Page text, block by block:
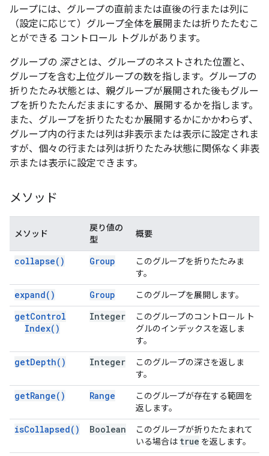
ループには、グループの直前または直後の行または列に
（設定に応じて）グループ全体を展開または折りたたむこ
とができる コントロール トグルがあります。
グループの 深さとは、グループのネストされた位置と、
グループを含む上位グループの数を指します。グループの
折りたたみ状態とは、親グループが展開された後もグルー
プを折りたたんだままにするか、展開するかを指します。
また、グループを折りたたむか展開するかにかかわらず、
グループ内の行または列は非表示または表示に設定されま
すが、個々の行または列は折りたたみ状態に関係なく非表
示または表示に設定できます。
メソッド
メソッド
戻り値の
型
概要
collapse( ) Group
このグループを折りたたみま
す。
expand( ) Group このグループを展開します。
getControl
Index( )
Integer
このグループのコントロール ト
グルのインデックスを返しま
す。
getDepth( ) Integer
このグループの深さを返しま
す。
getRange( ) Range
このグループが存在する範囲を
返します。
isCollapsed( ) Boolean
このグループが折りたたまれて
いる場合は true を返します。